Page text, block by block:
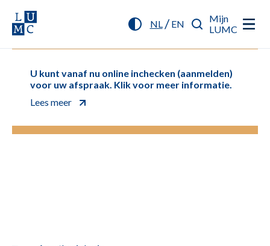
NL/ EN
Mijn
LUMC
U kunt vanaf nu online inchecken (aanmelden)
voor uw afspraak. Klik voor meer informatie.
Lees meer